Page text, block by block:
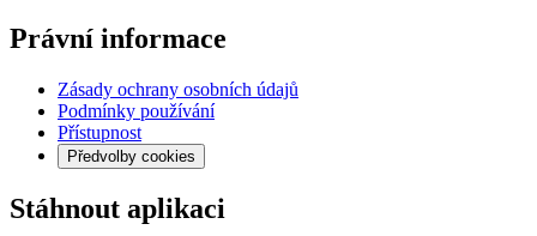
Právní informace
Zásady ochrany osobních údajů
Podmínky používání
Přístupnost
Předvolby cookies
Stáhnout aplikaci